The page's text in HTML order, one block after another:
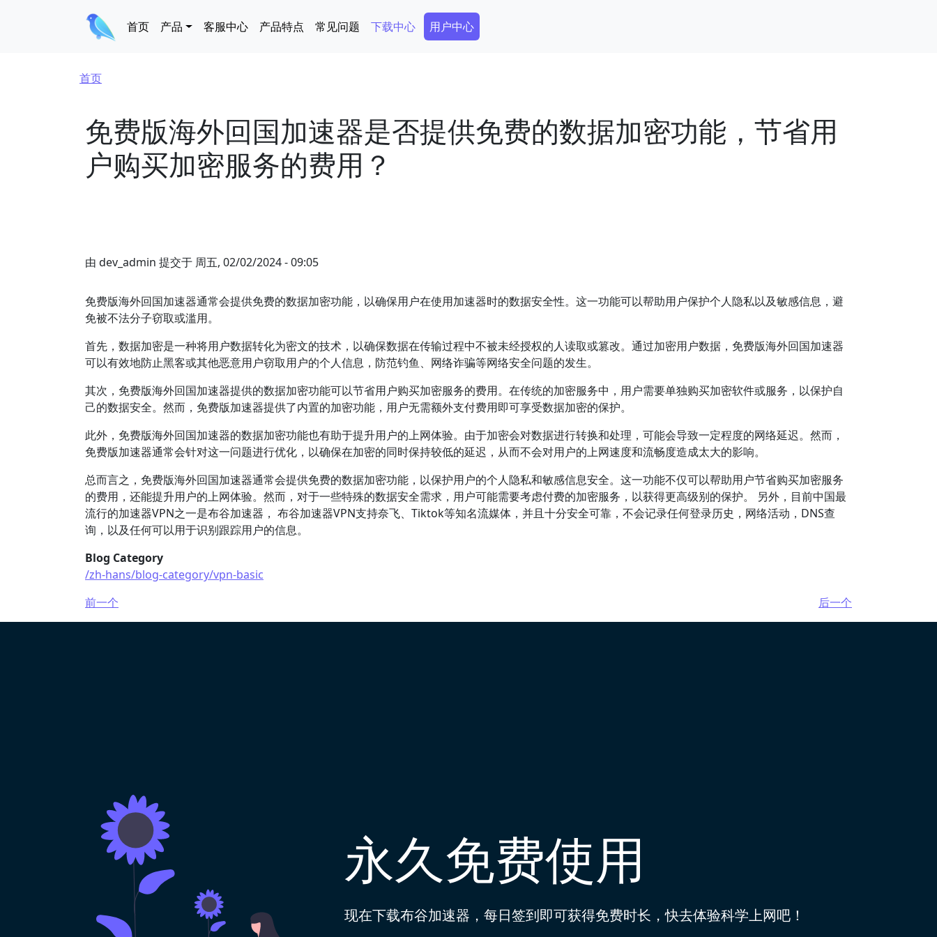
Main navigation
首页 产品 客服中心 产品特点 常见问题 下载中心 Secondary Menu
用户中心
面包屑
首页
免费版海外回国加速器是否提供免费的数据加密功能，节省用
户购买加密服务的费用？
由 dev_admin 提交于 周五, 02/02/2024 - 09:05
免费版海外回国加速器通常会提供免费的数据加密功能，以确保用户在使用加速器时的数据安全性。这一功能可以帮助用户保护个人隐私以及敏感信息，避
免被不法分子窃取或滥用。
首先，数据加密是一种将用户数据转化为密文的技术，以确保数据在传输过程中不被未经授权的人读取或篡改。通过加密用户数据，免费版海外回国加速器
可以有效地防止黑客或其他恶意用户窃取用户的个人信息，防范钓鱼、网络诈骗等网络安全问题的发生。
其次，免费版海外回国加速器提供的数据加密功能可以节省用户购买加密服务的费用。在传统的加密服务中，用户需要单独购买加密软件或服务，以保护自
己的数据安全。然而，免费版加速器提供了内置的加密功能，用户无需额外支付费用即可享受数据加密的保护。
此外，免费版海外回国加速器的数据加密功能也有助于提升用户的上网体验。由于加密会对数据进行转换和处理，可能会导致一定程度的网络延迟。然而，
免费版加速器通常会针对这一问题进行优化，以确保在加密的同时保持较低的延迟，从而不会对用户的上网速度和流畅度造成太大的影响。
总而言之，免费版海外回国加速器通常会提供免费的数据加密功能，以保护用户的个人隐私和敏感信息安全。这一功能不仅可以帮助用户节省购买加密服务
的费用，还能提升用户的上网体验。然而，对于一些特殊的数据安全需求，用户可能需要考虑付费的加密服务，以获得更高级别的保护。 另外，目前中国最
流行的加速器VPN之一是布谷加速器， 布谷加速器VPN支持奈飞、Tiktok等知名流媒体，并且十分安全可靠，不会记录任何登录历史，网络活动，DNS查
询，以及任何可以用于识别跟踪用户的信息。
Blog Category
/zh-hans/blog-category/vpn-basic
前一个
后一个
永久免费使用
现在下载布谷加速器，每日签到即可获得免费时长，快去体验科学上网吧！